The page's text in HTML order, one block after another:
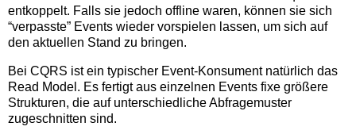
entkoppelt. Falls sie jedoch offline waren, können sie sich
“verpasste” Events wieder vorspielen lassen, um sich auf
den aktuellen Stand zu bringen.
Bei CQRS ist ein typischer Event-Konsument natürlich das
Read Model. Es fertigt aus einzelnen Events fixe größere
Strukturen, die auf unterschiedliche Abfragemuster
zugeschnitten sind.